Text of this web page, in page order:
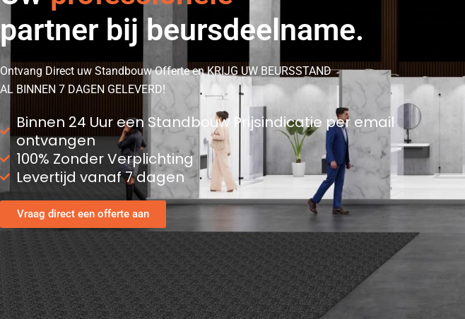
partner bij beursdeelname.
Ontvang Direct uw Standbouw Offerte en KRIJG UW BEURSSTAND
AL BINNEN 7 DAGEN GELEVERD!
Binnen 24 Uur een Standbouw Prijsindicatie per email
ontvangen
100% Zonder Verplichting
Levertijd vanaf 7 dagen
Vraag direct een offerte aan